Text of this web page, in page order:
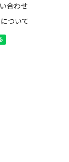
合わせ
ついて